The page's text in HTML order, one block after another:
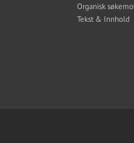
Organisk
Tekst & Innhold